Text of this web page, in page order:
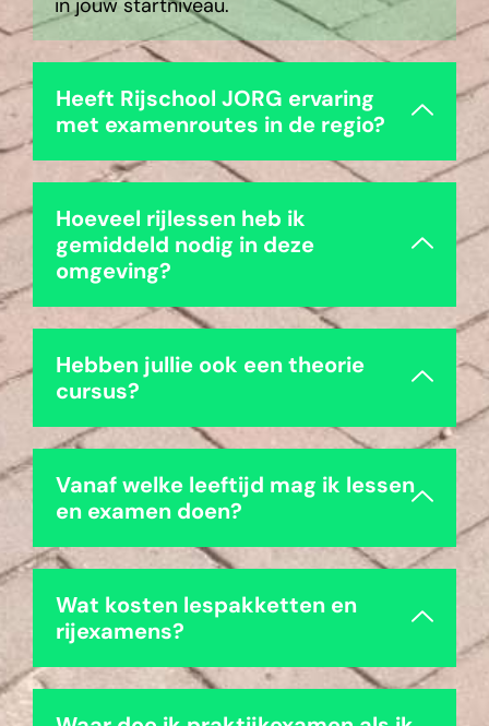
Heeft Rijschool JORG ervaring
met examenroutes in de regio?
Hoeveel rijlessen heb ik
gemiddeld nodig in deze
omgeving?
Hebben jullie ook een theorie
cursus?
Vanaf welke leeftijd mag ik lessen
en examen doen?
Wat kosten lespakketten en
rijexamens?